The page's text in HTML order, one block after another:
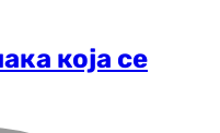
која се